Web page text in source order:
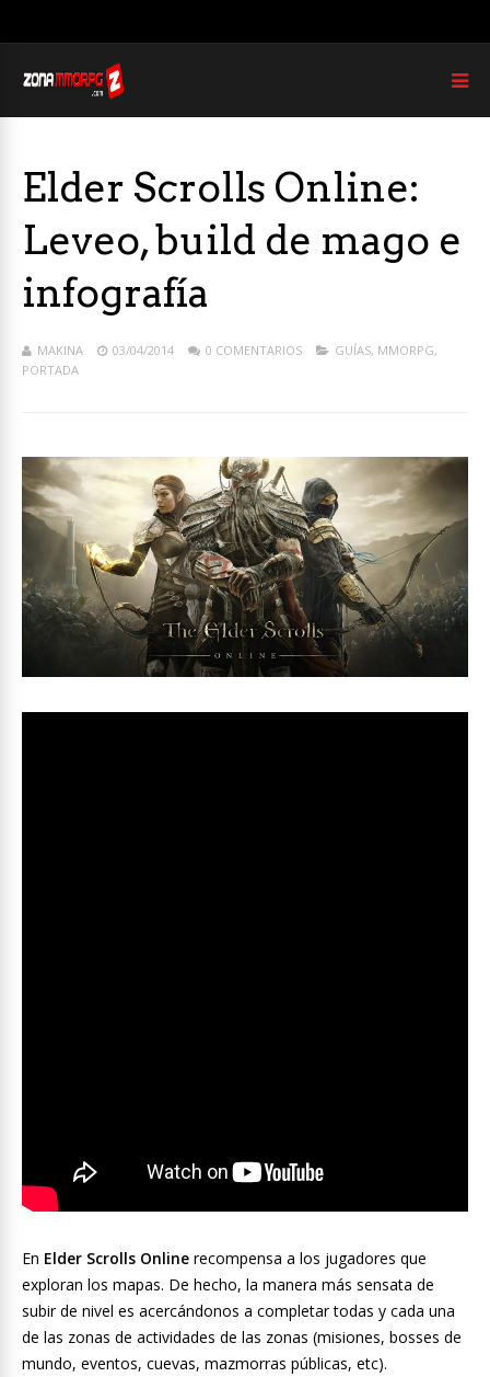
Elder Scrolls Online:
Leveo, build de mago e
infografía
MAKINA 03/04/2014 0 COMENTARIOS GUÍAS, MMORPG,
PORTADA
En Elder Scrolls Online recompensa a los jugadores que
exploran los mapas. De hecho, la manera más sensata de
subir de nivel es acercándonos a completar todas y cada una
de las zonas de actividades de las zonas (misiones, bosses de
mundo, eventos, cuevas, mazmorras públicas, etc).